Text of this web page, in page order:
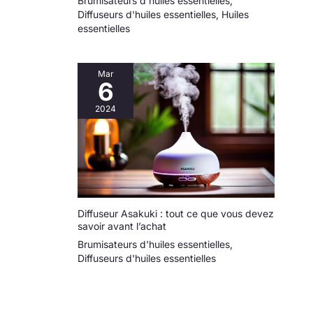
sain et sûr.
【Choisir la bonne
diffusion des
odeurs de votre
machine
d'aromathérapie
dépend en grande
partie des huiles
essentielles
utilisées. Si vous ne
savez pas si vos
huiles sont
compatibles avec
contactez-nous.
Diffuseurs d'huiles essentielles, Huiles
essentielles
Mar
6
2024
Diffuseur Asakuki : tout ce que vous devez
savoir avant l’achat
Brumisateurs d'huiles essentielles,
Diffuseurs d'huiles essentielles